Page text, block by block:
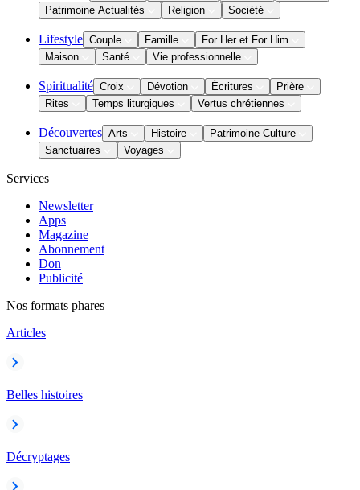
Patrimoine Actualités
Religion Société
Lifestyle Couple Famille
For Her et For Him
Maison
Santé Vie professionnelle
Spiritualité Croix Dévotion Écritures
Prière
Rites
Temps liturgiques Vertus chrétiennes
Découvertes Arts Histoire
Patrimoine Culture
Sanctuaires
Voyages
Services
Newsletter
Apps
Magazine
Abonnement
Don
Publicité
Nos formats phares
Articles
Belles histoires
Décryptages